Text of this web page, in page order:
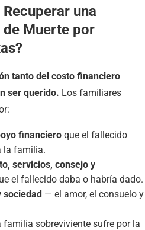
una
de Muerte por
tanto del costo financiero
ser querido. Los familiares
financiero que el fallecido
la familia.
servicios, consejo y
el fallecido daba o habría dado.
sociedad — el amor, el consuelo y
familia sobreviviente sufre por la